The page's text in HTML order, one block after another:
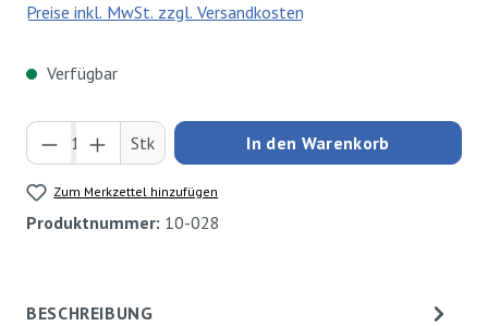
Preise inkl. MwSt. zzgl. Versandkosten
Verfügbar
Produkt Anzahl: Gib den gewünschten Wert
Stk In den Warenkorb
Zum Merkzettel hinzufügen
Produktnummer: 10-028
BESCHREIBUNG